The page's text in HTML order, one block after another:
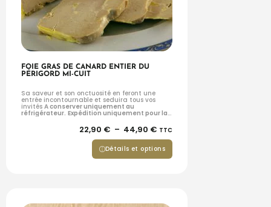
FOIE GRAS DE CANARD ENTIER DU
PÉRIGORD MI-CUIT
Sa saveur et son onctuosité en feront une
entrée incontournable et seduira tous vos
invités A conserver uniquement au
réfrigérateur. Expédition uniquement pour la
22,90 € – 44,90 € TTC
Détails et options